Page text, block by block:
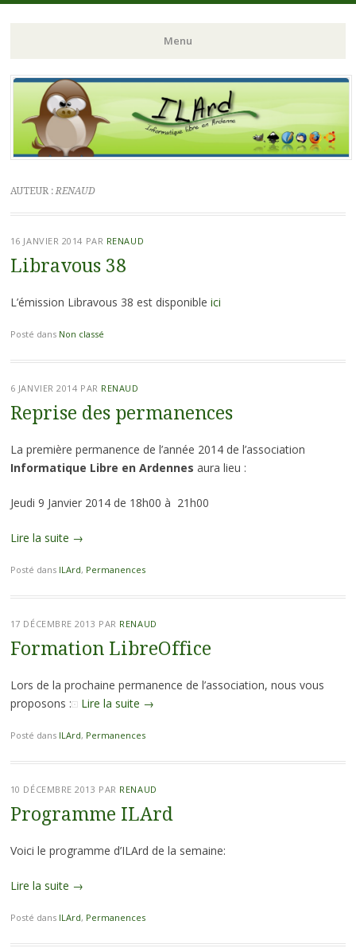
ILArd (Informatique
Libre en Ardenne)
Menu
Aller
contenu
principal
AUTEUR : RENAUD
16 JANVIER 2014 PAR RENAUD
Libravous 38
L’émission Libravous 38 est disponible ici
Posté dans Non classé
6 JANVIER 2014 PAR RENAUD
Reprise des permanences
La première permanence de l’année 2014 de l’association
Informatique Libre en Ardennes aura lieu :
Jeudi 9 Janvier 2014 de 18h00 à 21h00
Lire la suite →
Posté dans ILArd, Permanences
17 DÉCEMBRE 2013 PAR RENAUD
Formation LibreOffice
Lors de la prochaine permanence de l’association, nous vous
proposons :
Lire la suite →
Posté dans ILArd, Permanences
10 DÉCEMBRE 2013 PAR RENAUD
Programme ILArd
Voici le programme d’ILArd de la semaine:
Lire la suite →
Posté dans ILArd, Permanences